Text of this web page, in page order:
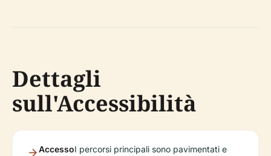
Dettagli
sull'Accessibilità
AccessoI percorsi principali sono pavimentati e